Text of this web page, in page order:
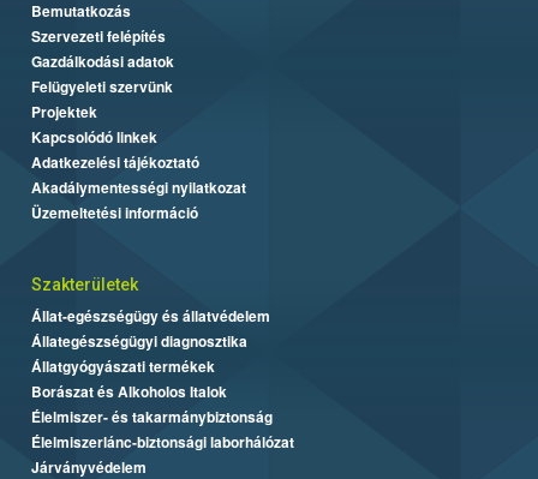
Bemutatkozás
Szervezeti felépítés
Gazdálkodási adatok
Felügyeleti szervünk
Projektek
Kapcsolódó linkek
Adatkezelési tájékoztató
Akadálymentességi nyilatkozat
Üzemeltetési információ
Szakterületek
Állat-egészségügy és állatvédelem
Állategészségügyi diagnosztika
Állatgyógyászati termékek
Borászat és Alkoholos Italok
Élelmiszer- és takarmánybiztonság
Élelmiszerlánc-biztonsági laborhálózat
Járványvédelem